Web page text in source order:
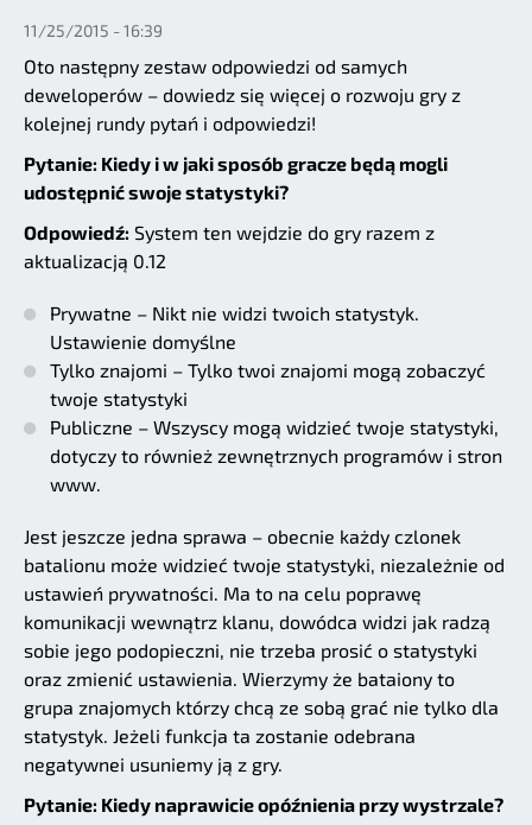
11/25/2015 - 16:39
Oto następny zestaw odpowiedzi od samych
deweloperów – dowiedz się więcej o rozwoju gry z
kolejnej rundy pytań i odpowiedzi!
Pytanie: Kiedy i w jaki sposób gracze będą mogli
udostępnić swoje statystyki?
Odpowiedź: System ten wejdzie do gry razem z
aktualizacją 0.12
Prywatne – Nikt nie widzi twoich statystyk.
Ustawienie domyślne
Tylko znajomi – Tylko twoi znajomi mogą zobaczyć
twoje statystyki
Publiczne – Wszyscy mogą widzieć twoje statystyki,
dotyczy to również zewnętrznych programów i stron
www.
Jest jeszcze jedna sprawa – obecnie każdy czlonek
batalionu może widzieć twoje statystyki, niezależnie od
ustawień prywatności. Ma to na celu poprawę
komunikacji wewnątrz klanu, dowódca widzi jak radzą
sobie jego podopieczni, nie trzeba prosić o statystyki
oraz zmienić ustawienia. Wierzymy że bataiony to
grupa znajomych którzy chcą ze sobą grać nie tylko dla
statystyk. Jeżeli funkcja ta zostanie odebrana
negatywnei usuniemy ją z gry.
Pytanie: Kiedy naprawicie opóźnienia przy wystrzale?